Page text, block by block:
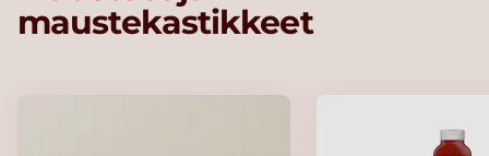
maustekastikkeet